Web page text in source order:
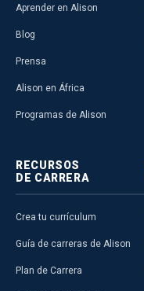
Aprender en Alison
Blog
Prensa
Alison en África
Programas de Alison
RECURSOS
DE CARRERA
Crea tu currículum
Guía de carreras de Alison
Plan de Carrera